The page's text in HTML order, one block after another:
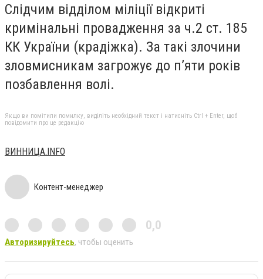
Слідчим відділом міліції відкриті
кримінальні провадження за ч.2 ст. 185
КК України (крадіжка). За такі злочини
зловмисникам загрожує до п’яти років
позбавлення волі.
Якщо ви помітили помилку, виділіть необхідний текст і натисніть Ctrl + Enter, щоб
повідомити про це редакцію
ВИННИЦА.INFO
Контент-менеджер
0,0
Авторизируйтесь, чтобы оценить